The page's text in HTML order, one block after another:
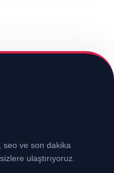
seo ve son dakika
ulaştırıyoruz.